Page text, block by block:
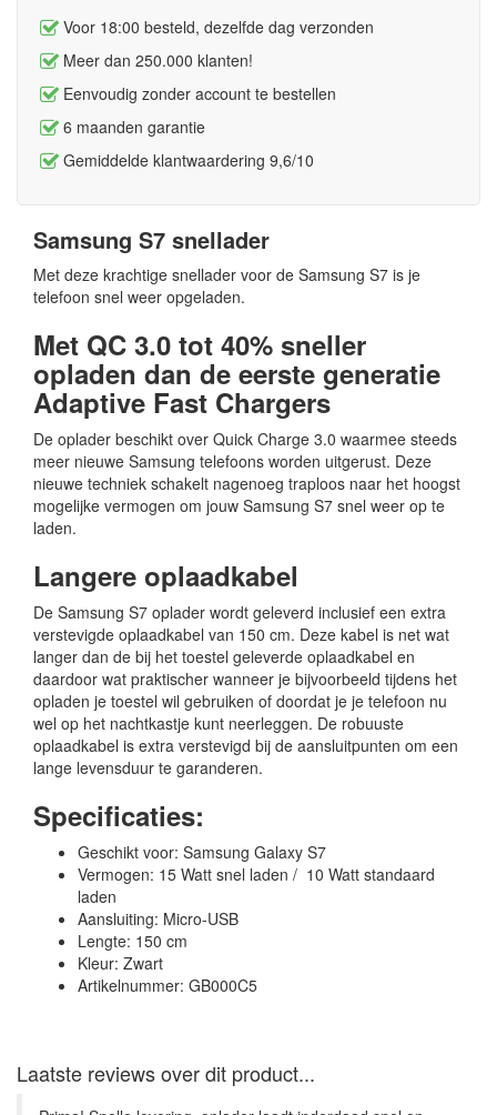
Voor 18:00 besteld, dezelfde dag verzonden
Meer dan 250.000 klanten!
Eenvoudig zonder account te bestellen
6 maanden garantie
Gemiddelde klantwaardering 9,6/10
Samsung S7 snellader
Met deze krachtige snellader voor de Samsung S7 is je
telefoon snel weer opgeladen.
Met QC 3.0 tot 40% sneller
opladen dan de eerste generatie
Adaptive Fast Chargers
De oplader beschikt over Quick Charge 3.0 waarmee steeds
meer nieuwe Samsung telefoons worden uitgerust. Deze
nieuwe techniek schakelt nagenoeg traploos naar het hoogst
mogelijke vermogen om jouw Samsung S7 snel weer op te
laden.
Langere oplaadkabel
De Samsung S7 oplader wordt geleverd inclusief een extra
verstevigde oplaadkabel van 150 cm. Deze kabel is net wat
langer dan de bij het toestel geleverde oplaadkabel en
daardoor wat praktischer wanneer je bijvoorbeeld tijdens het
opladen je toestel wil gebruiken of doordat je je telefoon nu
wel op het nachtkastje kunt neerleggen. De robuuste
oplaadkabel is extra verstevigd bij de aansluitpunten om een
lange levensduur te garanderen.
Specificaties:
Geschikt voor: Samsung Galaxy S7
Vermogen: 15 Watt snel laden / 10 Watt standaard
laden
Aansluiting: Micro-USB
Lengte: 150 cm
Kleur: Zwart
Artikelnummer: GB000C5
Laatste reviews over dit product...